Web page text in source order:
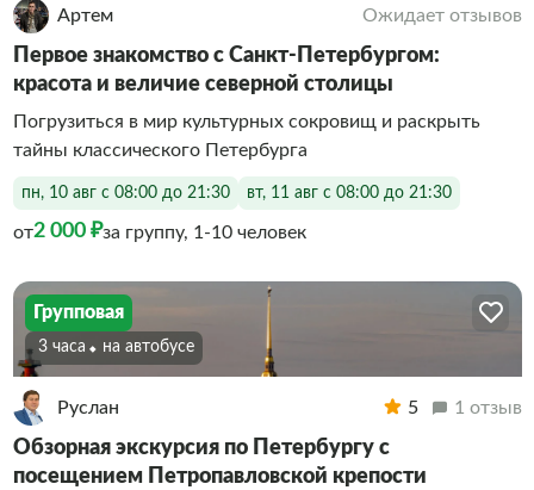
Артем Ожидает отзывов
Первое знакомство с Санкт-Петербургом:
красота и величие северной столицы
Погрузиться в мир культурных сокровищ и раскрыть
тайны классического Петербурга
пн, 10 авг с 08:00 до 21:30 вт, 11 авг с 08:00 до 21:30
от2 000 ₽за группу, 1-10 человек
Групповая
3 часа На автобусе
Руслан 5 1 отзыв
Обзорная экскурсия по Петербургу с
посещением Петропавловской крепости